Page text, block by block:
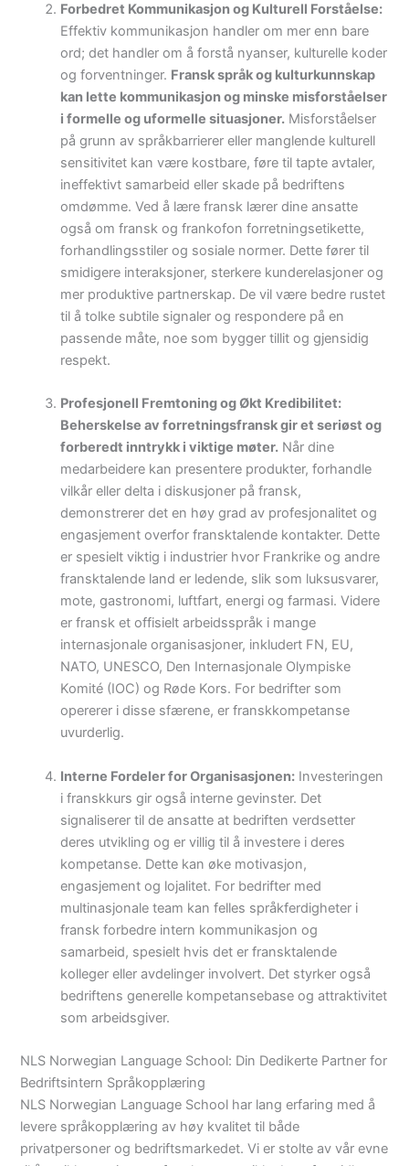
Forbedret Kommunikasjon og Kulturell Forståelse:
Effektiv kommunikasjon handler om mer enn bare
ord; det handler om å forstå nyanser, kulturelle koder
og forventninger. Fransk språk og kulturkunnskap
kan lette kommunikasjon og minske misforståelser
i formelle og uformelle situasjoner. Misforståelser
på grunn av språkbarrierer eller manglende kulturell
sensitivitet kan være kostbare, føre til tapte avtaler,
ineffektivt samarbeid eller skade på bedriftens
omdømme. Ved å lære fransk lærer dine ansatte
også om fransk og frankofon forretningsetikette,
forhandlingsstiler og sosiale normer. Dette fører til
smidigere interaksjoner, sterkere kunderelasjoner og
mer produktive partnerskap. De vil være bedre rustet
til å tolke subtile signaler og respondere på en
passende måte, noe som bygger tillit og gjensidig
respekt.
Profesjonell Fremtoning og Økt Kredibilitet:
Beherskelse av forretningsfransk gir et seriøst og
forberedt inntrykk i viktige møter. Når dine
medarbeidere kan presentere produkter, forhandle
vilkår eller delta i diskusjoner på fransk,
demonstrerer det en høy grad av profesjonalitet og
engasjement overfor fransktalende kontakter. Dette
er spesielt viktig i industrier hvor Frankrike og andre
fransktalende land er ledende, slik som luksusvarer,
mote, gastronomi, luftfart, energi og farmasi. Videre
er fransk et offisielt arbeidsspråk i mange
internasjonale organisasjoner, inkludert FN, EU,
NATO, UNESCO, Den Internasjonale Olympiske
Komité (IOC) og Røde Kors. For bedrifter som
opererer i disse sfærene, er franskkompetanse
uvurderlig.
Interne Fordeler for Organisasjonen: Investeringen
i franskkurs gir også interne gevinster. Det
signaliserer til de ansatte at bedriften verdsetter
deres utvikling og er villig til å investere i deres
kompetanse. Dette kan øke motivasjon,
engasjement og lojalitet. For bedrifter med
multinasjonale team kan felles språkferdigheter i
fransk forbedre intern kommunikasjon og
samarbeid, spesielt hvis det er fransktalende
kolleger eller avdelinger involvert. Det styrker også
bedriftens generelle kompetansebase og attraktivitet
som arbeidsgiver.
NLS Norwegian Language School: Din Dedikerte Partner for
Bedriftsintern Språkopplæring
NLS Norwegian Language School har lang erfaring med å
levere språkopplæring av høy kvalitet til både
privatpersoner og bedriftsmarkedet. Vi er stolte av vår evne